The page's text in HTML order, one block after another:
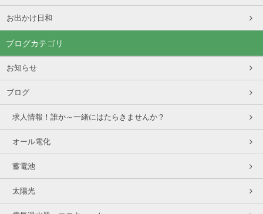
お出かけ日和
ブログカテゴリ
お知らせ
ブログ
求人情報！誰か～一緒にはたらきませんか？
オール電化
蓄電池
太陽光